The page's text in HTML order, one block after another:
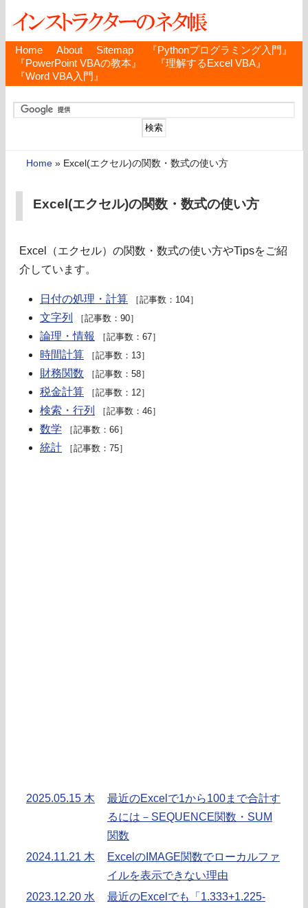
Home About Sitemap
『Pythonプログラミング入門』
『PowerPoint VBAの教本』
『理解するExcel VBA』
『Word VBA入門』
Home » Excel(エクセル)の関数・数式の使い方
Excel(エクセル)の関数・数式の使い方
Excel（エクセル）の関数・数式の使い方やTipsをご紹
介しています。
日付の処理・計算 ［記事数：104］
文字列 ［記事数：90］
論理・情報 ［記事数：67］
時間計算 ［記事数：13］
財務関数 ［記事数：58］
税金計算 ［記事数：12］
検索・行列 ［記事数：46］
数学 ［記事数：66］
統計 ［記事数：75］
2025.05.15 木
最近のExcelで1から100まで合計す
るには－SEQUENCE関数・SUM
関数
2024.11.21 木
ExcelのIMAGE関数でローカルファ
イルを表示できない理由
2023.12.20 水
最近のExcelでも「1.333+1.225-